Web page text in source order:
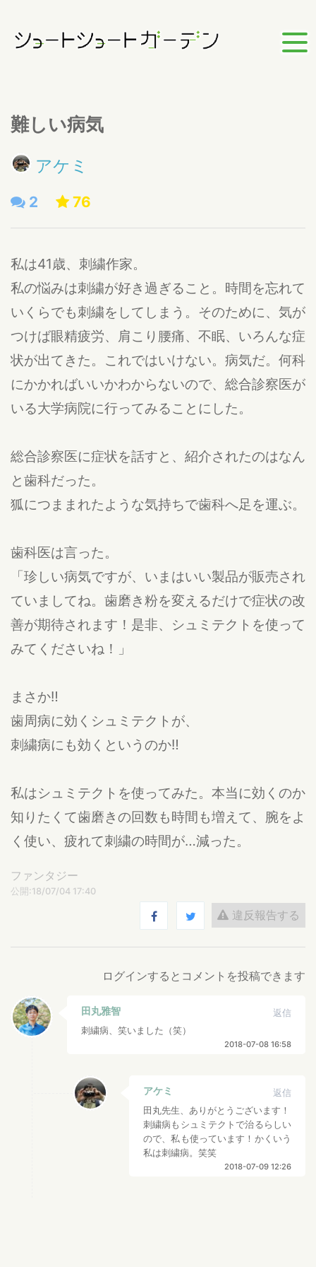
難しい病気
アケミ
2 76
私は41歳、刺繍作家。
私の悩みは刺繍が好き過ぎること。時間を忘れて
いくらでも刺繍をしてしまう。そのために、気が
つけば眼精疲労、肩こり腰痛、不眠、いろんな症
状が出てきた。これではいけない。病気だ。何科
にかかればいいかわからないので、総合診察医が
いる大学病院に行ってみることにした。
総合診察医に症状を話すと、紹介されたのはなん
と歯科だった。
狐につままれたような気持ちで歯科へ足を運ぶ。
歯科医は言った。
「珍しい病気ですが、いまはいい製品が販売され
ていましてね。歯磨き粉を変えるだけで症状の改
善が期待されます！是非、シュミテクトを使って
みてくださいね！」
まさか‼︎
歯周病に効くシュミテクトが、
刺繍病にも効くというのか‼︎
私はシュミテクトを使ってみた。本当に効くのか
知りたくて歯磨きの回数も時間も増えて、腕をよ
く使い、疲れて刺繍の時間が…減った。
ファンタジー
公開:18/07/04 17:40
違反報告する
ログインするとコメントを投稿できます
田丸雅智
返信
刺繍病、笑いました（笑）
2018-07-08 16:58
アケミ
返信
田丸先生、ありがとうございます！
刺繍病もシュミテクトで治るらしい
ので、私も使っています！かくいう
私は刺繍病。笑笑
2018-07-09 12:26